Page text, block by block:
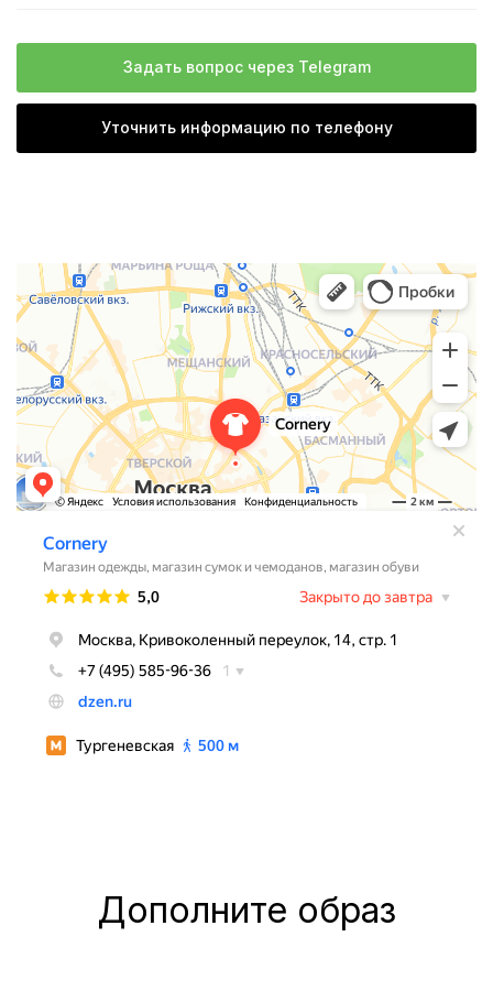
Задать вопрос через Telegram
Уточнить информацию по телефону
Дополните образ